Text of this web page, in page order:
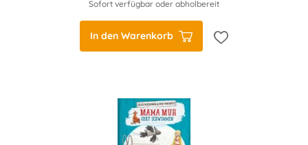
Sofort verfügbar oder abholbereit
In den Warenkorb